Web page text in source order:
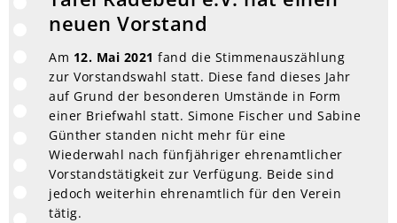
neuen Vorstand
Am 12. Mai 2021 fand die Stimmenauszählung
zur Vorstandswahl statt. Diese fand dieses Jahr
auf Grund der besonderen Umstände in Form
einer Briefwahl statt. Simone Fischer und Sabine
Günther standen nicht mehr für eine
Wiederwahl nach fünfjähriger ehrenamtlicher
Vorstandstätigkeit zur Verfügung. Beide sind
jedoch weiterhin ehrenamtlich für den Verein
tätig.